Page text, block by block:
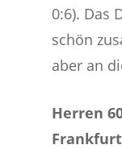
0:6). Das
schön
aber an
Herren
Frankfurt